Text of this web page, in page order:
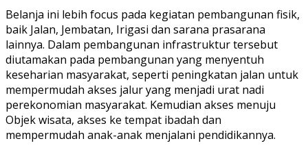
Belanja ini lebih focus pada kegiatan pembangunan fisik,
baik Jalan, Jembatan, Irigasi dan sarana prasarana
lainnya. Dalam pembangunan infrastruktur tersebut
diutamakan pada pembangunan yang menyentuh
keseharian masyarakat, seperti peningkatan jalan untuk
mempermudah akses jalur yang menjadi urat nadi
perekonomian masyarakat. Kemudian akses menuju
Objek wisata, akses ke tempat ibadah dan
mempermudah anak-anak menjalani pendidikannya.